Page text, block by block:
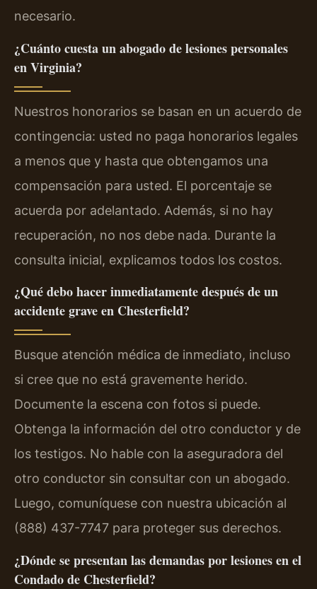
necesario.
¿Cuánto cuesta un abogado de lesiones personales
en Virginia?
Nuestros honorarios se basan en un acuerdo de
contingencia: usted no paga honorarios legales
a menos que y hasta que obtengamos una
compensación para usted. El porcentaje se
acuerda por adelantado. Además, si no hay
recuperación, no nos debe nada. Durante la
consulta inicial, explicamos todos los costos.
¿Qué debo hacer inmediatamente después de un
accidente grave en Chesterfield?
Busque atención médica de inmediato, incluso
si cree que no está gravemente herido.
Documente la escena con fotos si puede.
Obtenga la información del otro conductor y de
los testigos. No hable con la aseguradora del
otro conductor sin consultar con un abogado.
Luego, comuníquese con nuestra ubicación al
(888) 437-7747 para proteger sus derechos.
¿Dónde se presentan las demandas por lesiones en el
Condado de Chesterfield?